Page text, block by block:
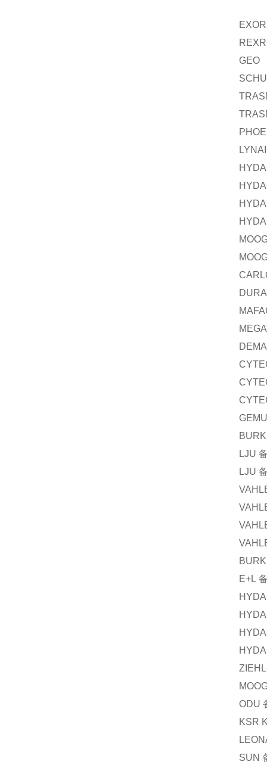
EXOR
GEO
GEMU
LJU
LJU
E+L
ODU
KSR
SUN